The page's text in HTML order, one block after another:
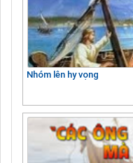
Nhóm lên hy vọng